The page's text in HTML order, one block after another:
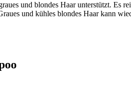
und blondes Haar unterstützt. Es
und kühles blondes Haar kann